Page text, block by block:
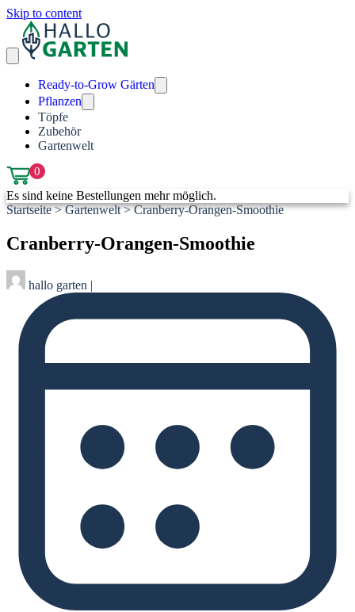
Skip to content
Ready-to-Grow Gärten
Pflanzen
Töpfe
Zubehör
Gartenwelt
0
Es sind keine Bestellungen mehr möglich.
Startseite > Gartenwelt > Cranberry-Orangen-Smoothie
Cranberry-Orangen-Smoothie
hallo garten |